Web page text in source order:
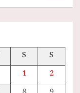
S
S
1
2